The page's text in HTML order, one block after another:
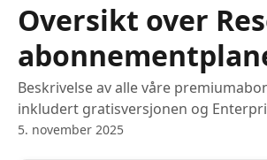
Oversikt over
Beskrivelse av alle våre
inkludert gratisversjonen og
5. november 2025